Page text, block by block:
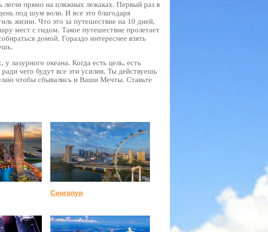
легли прямо на пляжных лежаках. Первый раз в
под шум волн. И все это благодаря
жизни. Что это за путешествие на 10 дней,
мест с гидом. Такое путешествие пролетает
домой. Гораздо интереснее взять
лазурного океана. Когда есть цель, есть
чего будут все эти усилия. Ты действуешь
чтобы сбывались и Ваши Мечты. Ставьте
Сингапур